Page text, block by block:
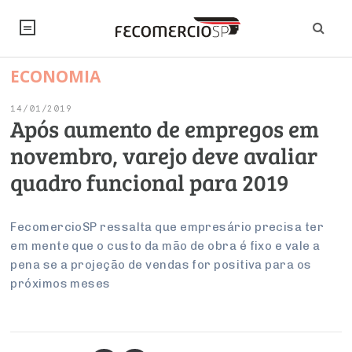
NOTÍCIAS
Editorial
Artigos
Institucional
PROJETOS ESPECIAIS:
UM BRASIL
Economia
Pesquisas
Internacional
Modernização do Estado
Legislação
Trabalho
Empresas
Arbitragem e Mediação
Negócios
Varejo
Serviços
Sustentabilidade
SINDICATOS
PESQUISAS
FALE CONOSCO
INSTITUCIONAL
Sobre
Negociações Coletivas
CONSELHOS
ECONOMIA
14/01/2019
Após aumento de empregos em
novembro, varejo deve avaliar
quadro funcional para 2019
FecomercioSP ressalta que empresário precisa ter
em mente que o custo da mão de obra é fixo e vale a
pena se a projeção de vendas for positiva para os
próximos meses